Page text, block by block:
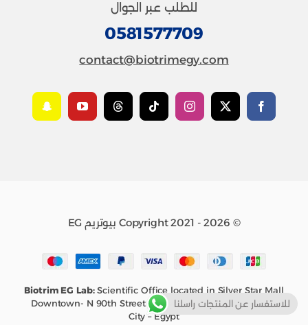
للطلب عبر الجوال
0581577709
contact@biotrimegy.com
© Copyright 2021 - 2026 بيوتريم EG
Biotrim EG Lab:Scientific Office located in Silver Star Mall
Downtown- N 90th Street – Service Ln, First New – Cairo
City – Egypt
للاستفسار عن المنتجات راسلنا